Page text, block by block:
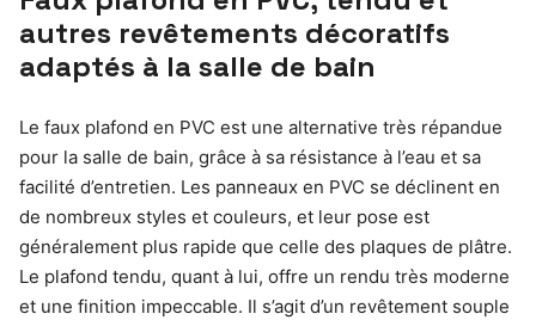
autres revêtements décoratifs
adaptés à la salle de bain
Le faux plafond en PVC est une alternative très répandue
pour la salle de bain, grâce à sa résistance à l’eau et sa
facilité d’entretien. Les panneaux en PVC se déclinent en
de nombreux styles et couleurs, et leur pose est
généralement plus rapide que celle des plaques de plâtre.
Le plafond tendu, quant à lui, offre un rendu très moderne
et une finition impeccable. Il s’agit d’un revêtement souple